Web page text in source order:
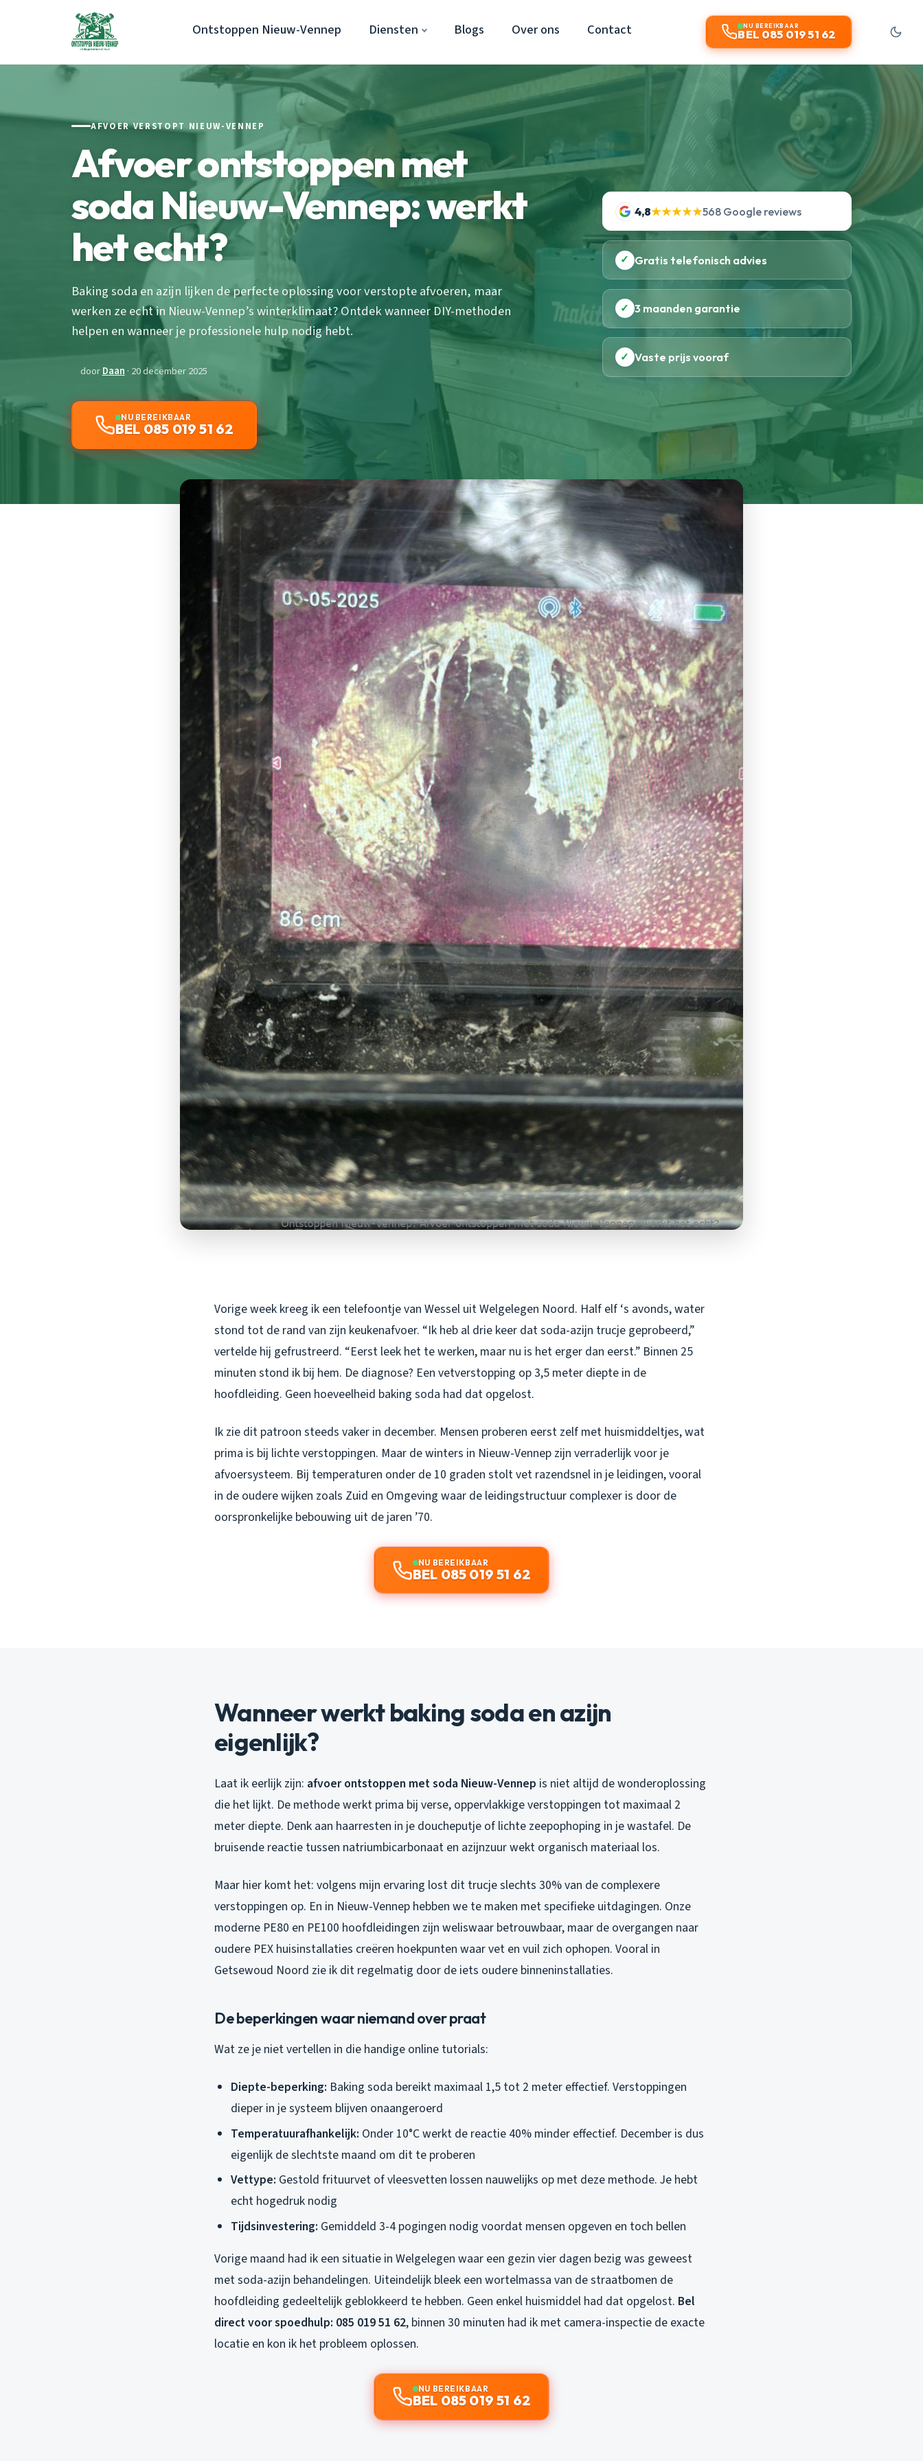
Ontstoppen Nieuw-Vennep Diensten Blogs Over ons Contact NU BEREIKBAAR
BEL 085 019 51 62
AFVOER VERSTOPT NIEUW-VENNEP
Afvoer ontstoppen met
soda Nieuw-Vennep: werkt
het echt?
Baking soda en azijn lijken de perfecte oplossing voor verstopte afvoeren, maar
werken ze echt in Nieuw-Vennep’s winterklimaat? Ontdek wanneer DIY-methoden
helpen en wanneer je professionele hulp nodig hebt.
doorDaan · 20 december 2025
NU BEREIKBAAR
BEL 085 019 51 62
4,8★★★★★568 Google reviews
✓ Gratis telefonisch advies
✓ 3 maanden garantie
✓ Vaste prijs vooraf
Vorige week kreeg ik een telefoontje van Wessel uit Welgelegen Noord. Half elf ‘s avonds, water
stond tot de rand van zijn keukenafvoer. “Ik heb al drie keer dat soda-azijn trucje geprobeerd,”
vertelde hij gefrustreerd. “Eerst leek het te werken, maar nu is het erger dan eerst.” Binnen 25
minuten stond ik bij hem. De diagnose? Een vetverstopping op 3,5 meter diepte in de
hoofdleiding. Geen hoeveelheid baking soda had dat opgelost.
Ik zie dit patroon steeds vaker in december. Mensen proberen eerst zelf met huismiddeltjes, wat
prima is bij lichte verstoppingen. Maar de winters in Nieuw-Vennep zijn verraderlijk voor je
afvoersysteem. Bij temperaturen onder de 10 graden stolt vet razendsnel in je leidingen, vooral
in de oudere wijken zoals Zuid en Omgeving waar de leidingstructuur complexer is door de
oorspronkelijke bebouwing uit de jaren ’70.
NU BEREIKBAAR
BEL 085 019 51 62
Wanneer werkt baking soda en azijn
eigenlijk?
Laat ik eerlijk zijn: afvoer ontstoppen met soda Nieuw-Vennep is niet altijd de wonderoplossing
die het lijkt. De methode werkt prima bij verse, oppervlakkige verstoppingen tot maximaal 2
meter diepte. Denk aan haarresten in je doucheputje of lichte zeepophoping in je wastafel. De
bruisende reactie tussen natriumbicarbonaat en azijnzuur wekt organisch materiaal los.
Maar hier komt het: volgens mijn ervaring lost dit trucje slechts 30% van de complexere
verstoppingen op. En in Nieuw-Vennep hebben we te maken met specifieke uitdagingen. Onze
moderne PE80 en PE100 hoofdleidingen zijn weliswaar betrouwbaar, maar de overgangen naar
oudere PEX huisinstallaties creëren hoekpunten waar vet en vuil zich ophopen. Vooral in
Getsewoud Noord zie ik dit regelmatig door de iets oudere binneninstallaties.
De beperkingen waar niemand over praat
Wat ze je niet vertellen in die handige online tutorials:
Diepte-beperking: Baking soda bereikt maximaal 1,5 tot 2 meter effectief. Verstoppingen
dieper in je systeem blijven onaangeroerd
Temperatuurafhankelijk: Onder 10°C werkt de reactie 40% minder effectief. December is dus
eigenlijk de slechtste maand om dit te proberen
Vettype: Gestold frituurvet of vleesvetten lossen nauwelijks op met deze methode. Je hebt
echt hogedruk nodig
Tijdsinvestering: Gemiddeld 3-4 pogingen nodig voordat mensen opgeven en toch bellen
Vorige maand had ik een situatie in Welgelegen waar een gezin vier dagen bezig was geweest
met soda-azijn behandelingen. Uiteindelijk bleek een wortelmassa van de straatbomen de
hoofdleiding gedeeltelijk geblokkeerd te hebben. Geen enkel huismiddel had dat opgelost. Bel
direct voor spoedhulp: 085 019 51 62, binnen 30 minuten had ik met camera-inspectie de exacte
locatie en kon ik het probleem oplossen.
NU BEREIKBAAR
BEL 085 019 51 62